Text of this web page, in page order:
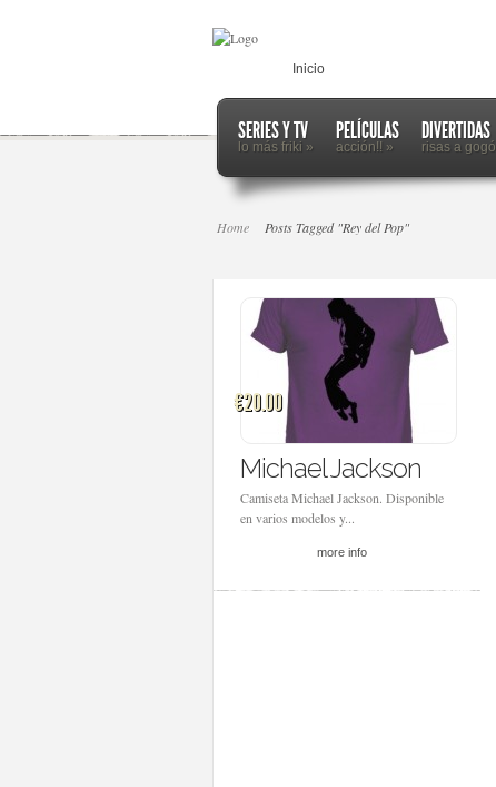
Inicio
SERIES Y TV
lo más friki »
PELÍCULAS
acción!! »
DIVERTIDAS
risas a gogó
Home Posts Tagged "Rey del Pop"
€20.00
Michael Jackson
Camiseta Michael Jackson. Disponible
en varios modelos y...
more info